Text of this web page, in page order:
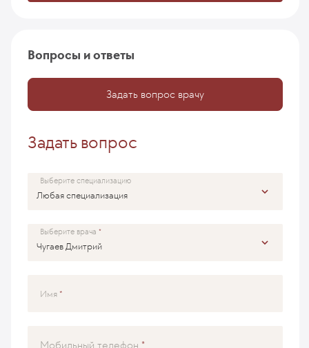
Вопросы и ответы
Задать вопрос врачу
Задать вопрос
Выберите специализацию
Выберите врача
Имя
Мобильный телефон